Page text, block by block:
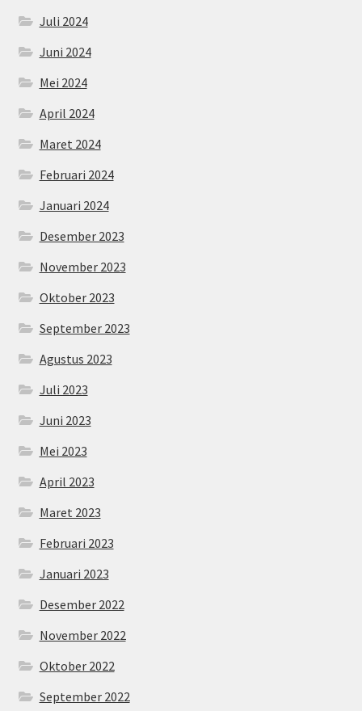
Juli 2024
Juni 2024
Mei 2024
April 2024
Maret 2024
Februari 2024
Januari 2024
Desember 2023
November 2023
Oktober 2023
September 2023
Agustus 2023
Juli 2023
Juni 2023
Mei 2023
April 2023
Maret 2023
Februari 2023
Januari 2023
Desember 2022
November 2022
Oktober 2022
September 2022